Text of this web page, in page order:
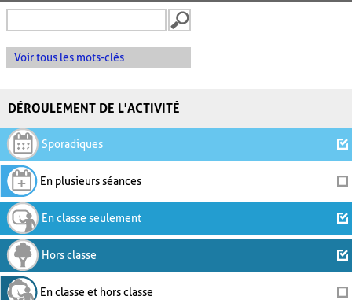
Voir tous les mots-clés
DÉROULEMENT DE L'ACTIVITÉ
Sporadiques
En plusieurs séances
En classe seulement
Hors classe
En classe et hors classe